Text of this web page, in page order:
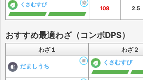
くさむすび
108 2.5
おすすめ最適わざ（コンボDPS）
わざ１ わざ２
だましうち
くさむすび